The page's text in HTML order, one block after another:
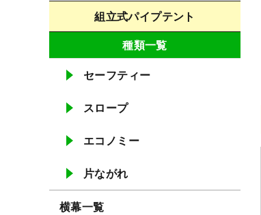
組立式パイプテント
種類一覧
セーフティー
スロープ
エコノミー
片ながれ
横幕一覧